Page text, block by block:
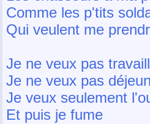
Comme les p'tits
Qui veulent me
Je ne veux pas
Je ne veux pas
Je veux seulement
Et puis je fume